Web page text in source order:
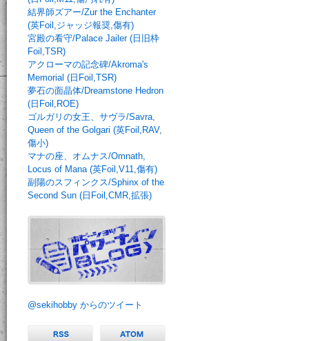
結界師ズアー/Zur the Enchanter
(英Foil,ジャッジ報奨,傷有)
宮殿の看守/Palace Jailer (日旧枠
Foil,TSR)
アクローマの記念碑/Akroma's
Memorial (日Foil,TSR)
夢石の面晶体/Dreamstone Hedron
(日Foil,ROE)
ゴルガリの女王、サヴラ/Savra,
Queen of the Golgari (英Foil,RAV,
傷小)
マナの座、オムナス/Omnath,
Locus of Mana (英Foil,V11,傷有)
副陽のスフィンクス/Sphinx of the
Second Sun (日Foil,CMR,拡張)
@sekihobby からのツイート